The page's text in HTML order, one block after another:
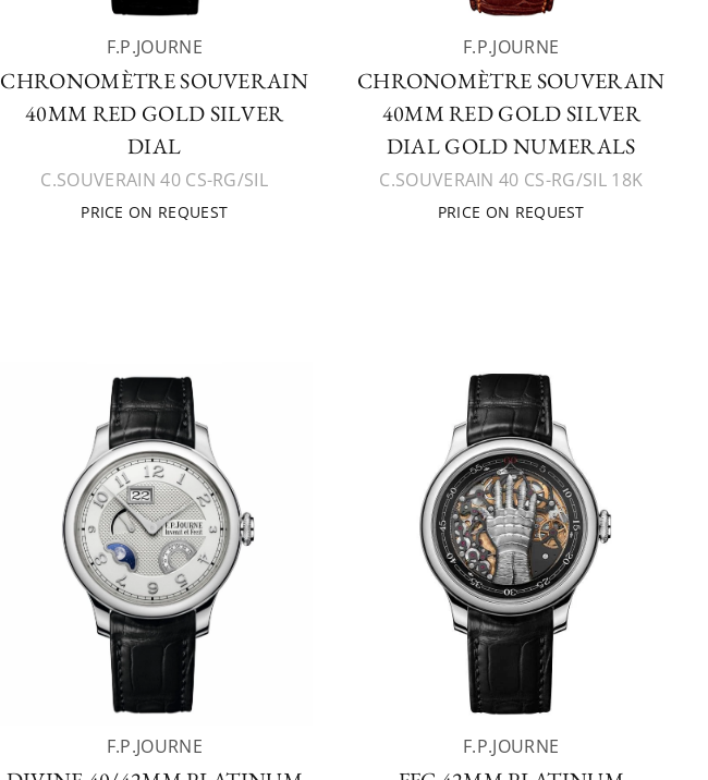
F.P.JOURNE
CHRONOMÈTRE SOUVERAIN
40MM RED GOLD SILVER
DIAL
C.SOUVERAIN 40 CS-RG/SIL
PRICE ON REQUEST
F.P.JOURNE
CHRONOMÈTRE SOUVERAIN
40MM RED GOLD SILVER
DIAL GOLD NUMERALS
C.SOUVERAIN 40 CS-RG/SIL 18K
PRICE ON REQUEST
F.P.JOURNE F.P.JOURNE